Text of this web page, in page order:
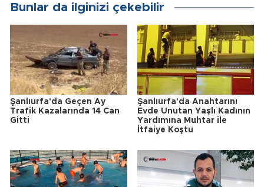
Bunlar da ilginizi çekebilir
Şanlıurfa'da Geçen Ay
Trafik Kazalarında 14 Can
Gitti
Şanlıurfa'da Anahtarını
Evde Unutan Yaşlı Kadının
Yardımına Muhtar ile
İtfaiye Koştu